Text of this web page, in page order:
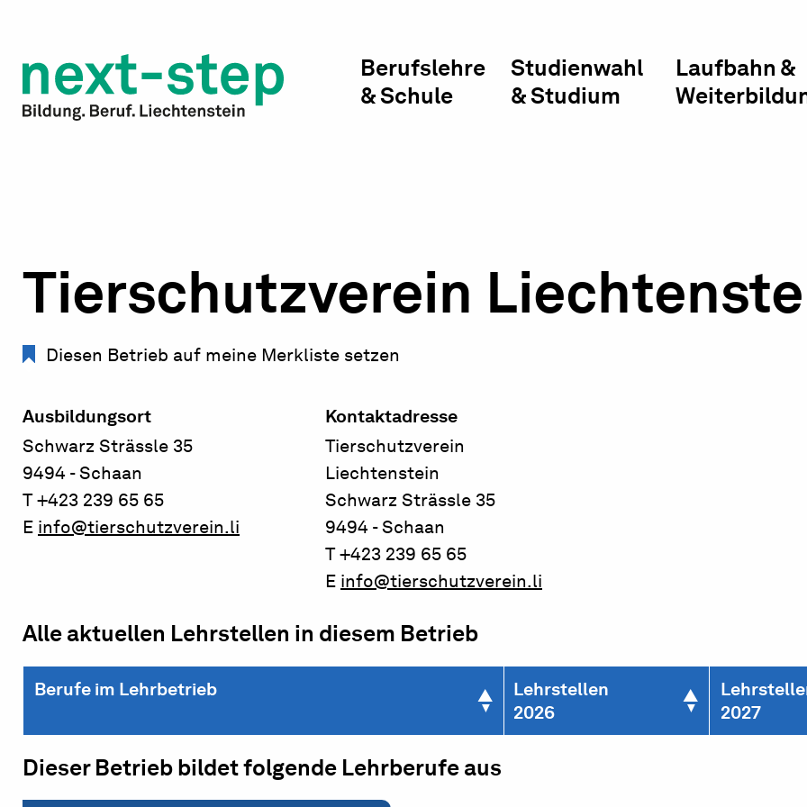
Laufbahn & Weiterbildung
Beratung & Unterstützung
Berufslehre
& Schule
Studienwahl
& Studium
Laufbahn &
Tierschutzverein
Diesen Betrieb auf meine Merkliste setzen
Ausbildungsort
Schwarz Strässle 35
9494 - Schaan
T +423 239 65 65
E info@tierschutzverein.li
Kontaktadresse
Tierschutzverein
Liechtenstein
Schwarz Strässle 35
9494 - Schaan
T +423 239 65 65
E info@tierschutzverein.li
Alle aktuellen Lehrstellen in diesem Betrieb
Berufe im Lehrbetrieb
Lehrstellen
2026
2027
Dieser Betrieb bildet folgende Lehrberufe aus